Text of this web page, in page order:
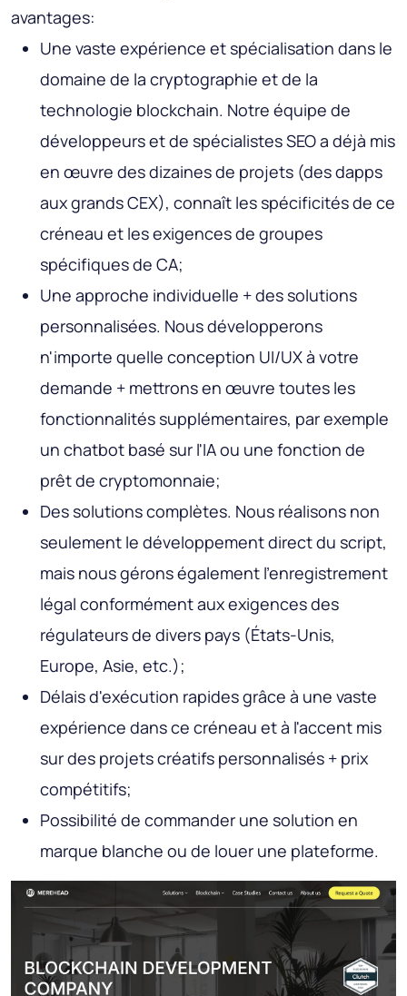
avantages:
Une vaste expérience et spécialisation dans le
domaine de la cryptographie et de la
technologie blockchain. Notre équipe de
développeurs et de spécialistes SEO a déjà mis
en œuvre des dizaines de projets (des dapps
aux grands CEX), connaît les spécificités de ce
créneau et les exigences de groupes
spécifiques de CA;
Une approche individuelle + des solutions
personnalisées. Nous développerons
n'importe quelle conception UI/UX à votre
demande + mettrons en œuvre toutes les
fonctionnalités supplémentaires, par exemple
un chatbot basé sur l'IA ou une fonction de
prêt de cryptomonnaie;
Des solutions complètes. Nous réalisons non
seulement le développement direct du script,
mais nous gérons également l'enregistrement
légal conformément aux exigences des
régulateurs de divers pays (États-Unis,
Europe, Asie, etc.);
Délais d'exécution rapides grâce à une vaste
expérience dans ce créneau et à l'accent mis
sur des projets créatifs personnalisés + prix
compétitifs;
Possibilité de commander une solution en
marque blanche ou de louer une plateforme.